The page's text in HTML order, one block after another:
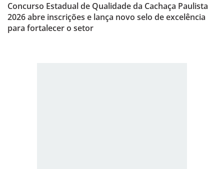
Concurso Estadual de Qualidade da Cachaça Paulista
2026 abre inscrições e lança novo selo de excelência
para fortalecer o setor